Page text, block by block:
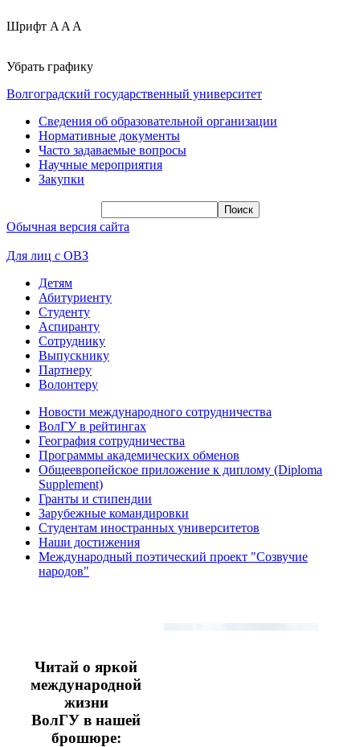
Шрифт A A A
Убрать графику
Волгоградский государственный университет
Сведения об образовательной организации
Нормативные документы
Часто задаваемые вопросы
Научные мероприятия
Закупки
Обычная версия сайта
Для лиц с ОВЗ
Детям
Абитуриенту
Студенту
Аспиранту
Сотруднику
Выпускнику
Партнеру
Волонтеру
Новости международного сотрудничества
ВолГУ в рейтингах
География сотрудничества
Программы академических обменов
Общеевропейское приложение к диплому (Diploma
Supplement)
Гранты и стипендии
Зарубежные командировки
Студентам иностранных университетов
Наши достижения
Международный поэтический проект "Созвучие
народов"
Читай о яркой
международной
жизни
ВолГУ в нашей
брошюре: